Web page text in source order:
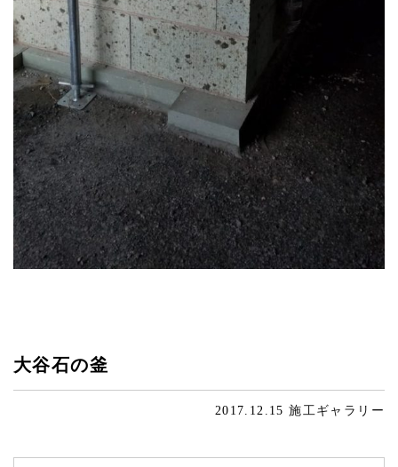
大谷石の釜
2017.12.15施工ギャラリー